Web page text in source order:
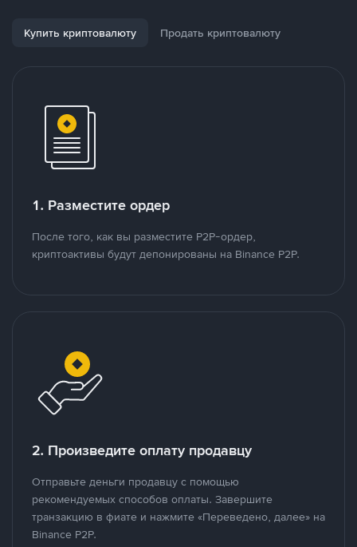
Купить криптовалюту Продать криптовалюту
1. Разместите ордер
После того, как вы разместите P2P-ордер,
криптоактивы будут депонированы на Binance P2P.
2. Произведите оплату продавцу
Отправьте деньги продавцу с помощью
рекомендуемых способов оплаты. Завершите
транзакцию в фиате и нажмите «Переведено, далее» на
Binance P2P.